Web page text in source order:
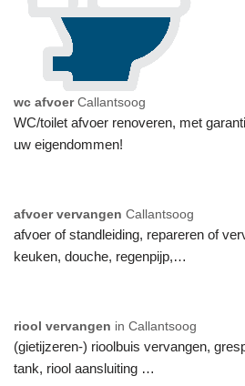
wc afvoer Callantsoog
WC/toilet afvoer renoveren, met
uw eigendommen!
afvoer vervangen Callantsoog
afvoer of standleiding, repareren of
keuken, douche, regenpijp,…
riool vervangen in Callantsoog
(gietijzeren-) rioolbuis vervangen,
tank, riool aansluiting …